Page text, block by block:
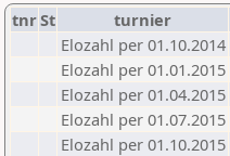
tnrSt turnier
Elozahl per 01.10.2014
Elozahl per 01.01.2015
Elozahl per 01.04.2015
Elozahl per 01.07.2015
Elozahl per 01.10.2015